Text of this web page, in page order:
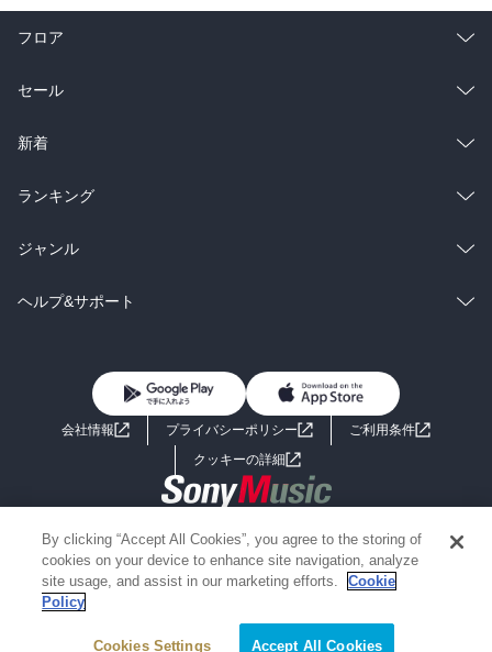
フロア
総合
ラノベ
雑誌・グラビア
BL・TL
セール
総合
ラノベ
雑誌・グラビア
BL・TL
新着
総合
ラノベ
雑誌・グラビア
ランキング
総合
ラノベ
ジャンル
コミック
ライトノベル 男子向けラノベ
小説
海外小説
ミステリー SF
歴史・時代小説
ヘルプ&サポート
よくあるご質問 お問い合わせ
会社情報 プライバシーポリシー
ご利用条件
クッキーの詳細
Copyright 2017 - 2026 Sony Music Entertainment(Japan) Inc.
Information on the site is for the Japan domestic market only
powered by
By clicking “Accept All Cookies”, you agree to the storing of
cookies on your device to enhance site navigation, analyze
site usage, and assist in our marketing efforts.
Cookie
Policy
Cookies Settings Accept All Cookies